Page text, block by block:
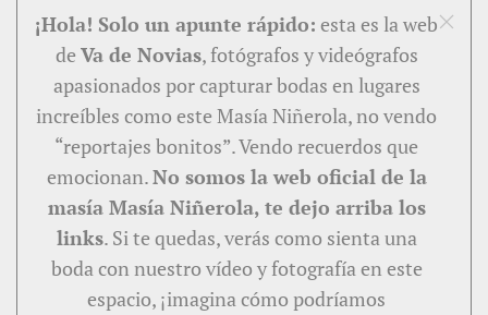
¡Hola! Solo un apunte rápido: esta es la web
de Va de Novias, fotógrafos y videógrafos
apasionados por capturar bodas en lugares
increíbles como este Masía Niñerola, no vendo
“reportajes bonitos”. Vendo recuerdos que
emocionan.No somos la web oficial de la
masía Masía Niñerola, te dejo arriba los
links. Si te quedas, verás como sienta una
boda con nuestro vídeo y fotografía en este
espacio, ¡imagina cómo podríamos